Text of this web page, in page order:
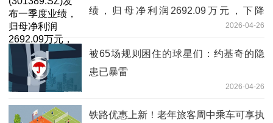
绩，归母净利润2692.09万元，下降
2026-04-26
被65场规则困住的球星们：约基奇的隐
患已暴雷
2026-04-26
铁路优惠上新！老年旅客周中乘车可享执